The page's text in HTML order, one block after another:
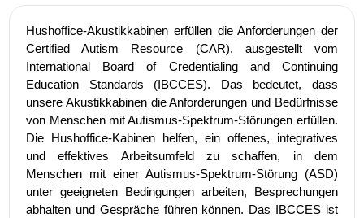
Hushoffice-Akustikkabinen erfüllen die Anforderungen der
Certified Autism Resource (CAR), ausgestellt vom
International Board of Credentialing and Continuing
Education Standards (IBCCES). Das bedeutet, dass
unsere Akustikkabinen die Anforderungen und Bedürfnisse
von Menschen mit Autismus-Spektrum-Störungen erfüllen.
Die Hushoffice-Kabinen helfen, ein offenes, integratives
und effektives Arbeitsumfeld zu schaffen, in dem
Menschen mit einer Autismus-Spektrum-Störung (ASD)
unter geeigneten Bedingungen arbeiten, Besprechungen
abhalten und Gespräche führen können. Das IBCCES ist